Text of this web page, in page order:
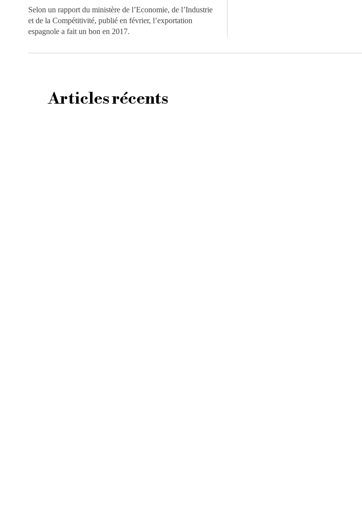
Selon un rapport du ministère de l’Economie, de l’Industrie
et de la Compétitivité, publié en février, l’exportation
espagnole a fait un bon en 2017.
Articles récents